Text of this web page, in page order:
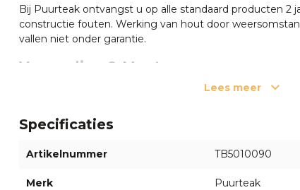
Bij Puurteak ontvangst u op alle standaard producten 2
constructie fouten. Werking van hout door
vallen niet onder garantie.
Verzending & Montage
De teakhouten bloembakken worden door onze eigen
Nog vragen of hulp nodig?
Heeft u vragen of twijfelt u nog? Neem gerust contact
medewerkers via de chat rechts onderin of bel 055
welkom in
in Apeldoorn waar onze
Lees meer
Specificaties
Artikelnummer TB5010090
Merk Puurteak